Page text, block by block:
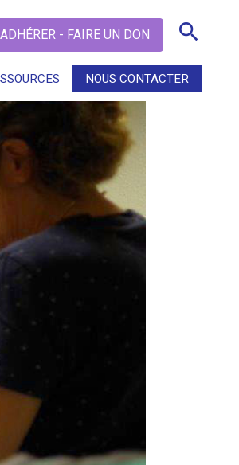
ADHÉRER - FAIRE UN DON search
NOUS CONTACTER
search